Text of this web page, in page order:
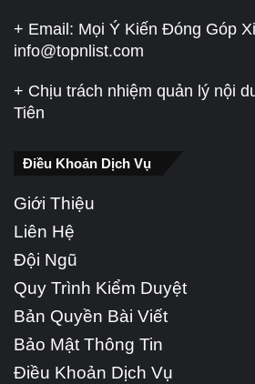
+ Email: Mọi Ý Kiến Đóng Góp
info@topnlist.com
+ Chịu trách nhiệm quản lý nội
Tiên
Điều Khoản Dịch Vụ
Giới Thiệu
Liên Hệ
Đội Ngũ
Quy Trình Kiểm Duyệt
Bản Quyền Bài Viết
Bảo Mật Thông Tin
Điều Khoản Dịch Vụ